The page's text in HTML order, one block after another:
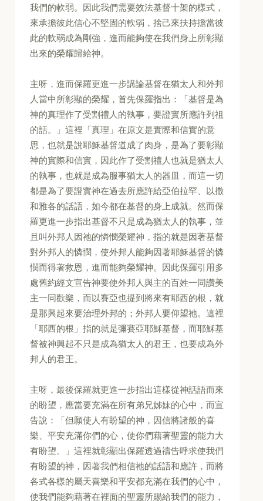
我們的軟弱。因此我們需要效法基督十架的樣式，
來承擔彼此信心不堅固的軟弱，捨己來扶持擔當彼
此的軟弱成為剛強，進而能夠使在我們身上所彰顯
出來的榮耀歸給神。
主呀，進而保羅更進一步講論基督在猶太人和外邦
人當中所彰顯的榮耀，首先保羅指出：「基督是為
神的真理作了受割禮人的執事，要證實所應許列祖
的話。」這裡「真理」在原文是實際和信實的意
思，也就是說耶穌基督道成了肉身，是為了要彰顯
神的實際和信實，因此作了受割禮人也就是猶太人
的執事，也就是成為服事猶太人的器皿，而這一切
都是為了要證實神在過去所應許給亞伯拉罕、以撒
和雅各的話語，如今都在基督的身上成就。然而保
羅更進一步指出基督不只是成為猶太人的執事，並
且叫外邦人因祂的憐憫榮耀神，指的就是因著基督
對外邦人的憐憫，使外邦人能夠因著耶穌基督的憐
憫而得著救恩，進而能夠榮耀神。因此保羅引用多
處舊約經文宣告神要使外邦人與主的百姓一同讚美
主一同歡樂，而以賽亞也提到將來有耶西的根，就
是那興起來要治理外邦的；外邦人要仰望祂。這裡
「耶西的根」指的就是彌賽亞耶穌基督，而耶穌基
督被神興起不只是成為猶太人的君王，也要成為外
邦人的君王。
主呀，最後保羅就更進一步指出這樣從神話語而來
的盼望，應當要充滿在所有弟兄姊妹的心中，而宣
告說：「但願使人有盼望的神，因信將諸般的喜
樂、平安充滿你們的心，使你們藉著聖靈的能力大
有盼望。」這裡就彰顯出保羅透過禱告呼求使我們
有盼望的神，因著我們相信祂的話語和應許，而將
各式各樣的屬天喜樂和平安都充滿在我們的心中，
使我們能夠藉著在裡面的聖靈所賜給我們的能力，